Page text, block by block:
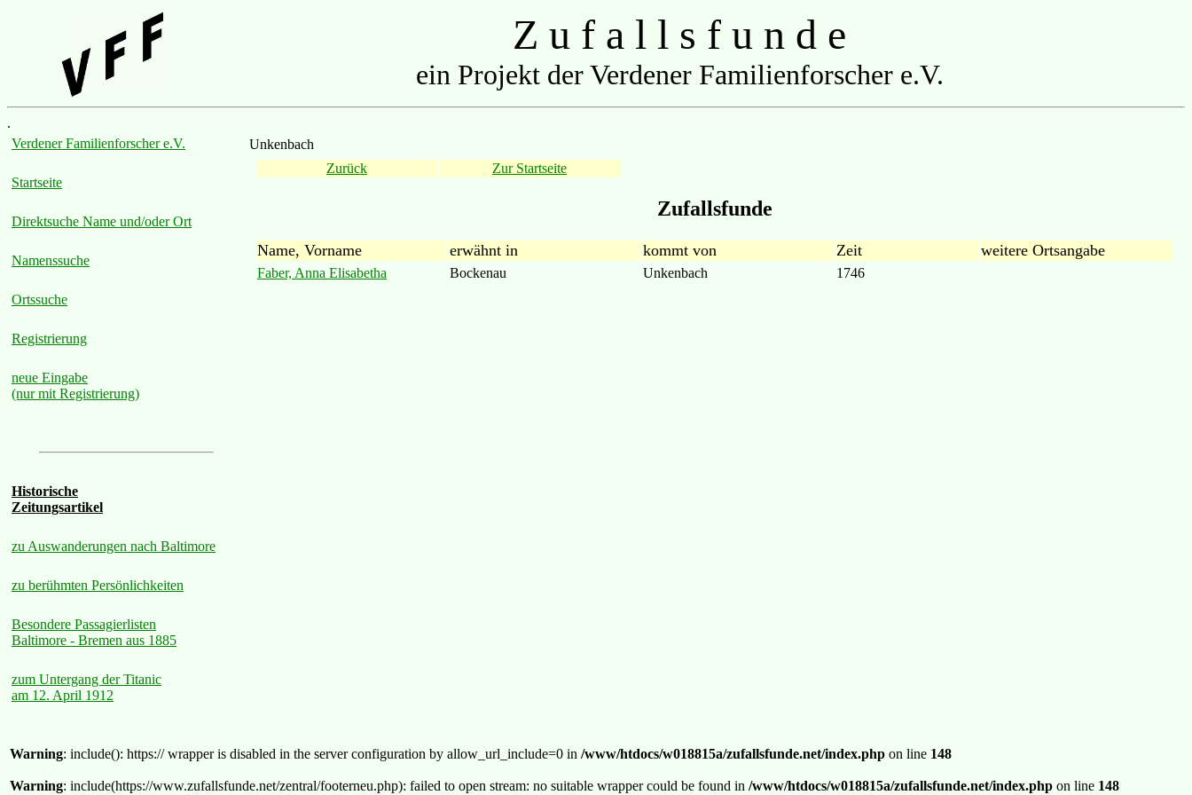
Z u f a l l s f u n d e
ein Projekt der Verdener Familienforscher e.V.
.
Verdener Familienforscher e.V.
Startseite
Direktsuche Name und/oder Ort
Namenssuche
Ortssuche
Registrierung
neue Eingabe
(nur mit Registrierung)
Historische
Zeitungsartikel
zu Auswanderungen nach Baltimore
zu berühmten Persönlichkeiten
Besondere Passagierlisten
Baltimore - Bremen aus 1885
zum Untergang der Titanic
am 12. April 1912
Unkenbach
Zurück
Zur Startseite
Zufallsfunde
Name, Vorname erwähnt in kommt von Zeit weitere Ortsangabe
Faber, Anna Elisabetha Bockenau Unkenbach 1746
Warning: include(): https:// wrapper is disabled in the server configuration by allow_url_include=0 in /www/htdocs/w018815a/zufallsfunde.net/index.php on line 148
Warning: include(https://www.zufallsfunde.net/zentral/footerneu.php): failed to open stream: no suitable wrapper could be found in /www/htdocs/w018815a/zufallsfunde.net/index.php on line 148